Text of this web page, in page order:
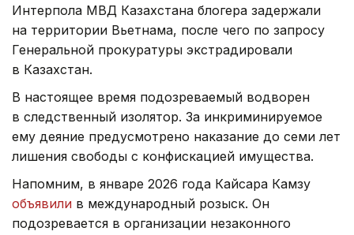
Интерпола МВД Казахстана блогера задержали
на территории Вьетнама, после чего по запросу
Генеральной прокуратуры экстрадировали
в Казахстан.
В настоящее время подозреваемый водворен
в следственный изолятор. За инкриминируемое
ему деяние предусмотрено наказание до семи лет
лишения свободы с конфискацией имущества.
Напомним, в январе 2026 года Кайсара Камзу
объявили в международный розыск. Он
подозревается в организации незаконного